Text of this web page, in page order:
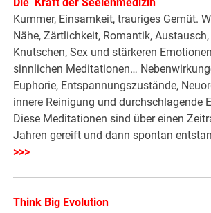
Kummer, Einsamkeit, trauriges Gemüt.
Nähe, Zärtlichkeit, Romantik,
Knutschen, Sex und stärkeren
sinnlichen Meditationen…
Euphorie, Entspannungszustände,
innere Reinigung und durchschlagende
Diese Meditationen sind über einen
Jahren gereift und dann spontan
>>>
Think Big Evolution